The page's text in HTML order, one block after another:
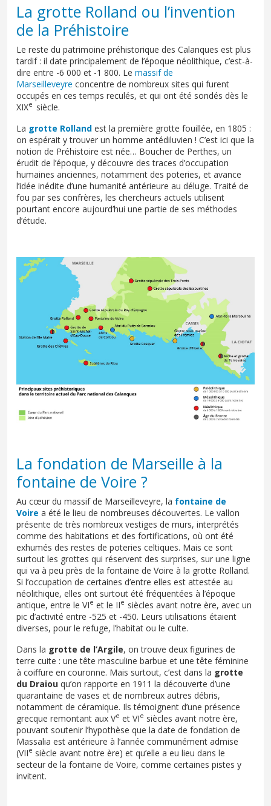
La grotte Rolland ou l’invention
de la Préhistoire
Le reste du patrimoine préhistorique des Calanques est plus
tardif : il date principalement de l’époque néolithique, c’est-à-
dire entre -6 000 et -1 800. Le massif de
Marseilleveyre concentre de nombreux sites qui furent
occupés en ces temps reculés, et qui ont été sondés dès le
XIXe siècle.
La grotte Rolland est la première grotte fouillée, en 1805 :
on espérait y trouver un homme antédiluvien ! C’est ici que la
notion de Préhistoire est née… Boucher de Perthes, un
érudit de l’époque, y découvre des traces d’occupation
humaines anciennes, notamment des poteries, et avance
l’idée inédite d’une humanité antérieure au déluge. Traité de
fou par ses confrères, les chercheurs actuels utilisent
pourtant encore aujourd’hui une partie de ses méthodes
d’étude.
La fondation de Marseille à la
fontaine de Voire ?
Au cœur du massif de Marseilleveyre, la fontaine de
Voire a été le lieu de nombreuses découvertes. Le vallon
présente de très nombreux vestiges de murs, interprétés
comme des habitations et des fortifications, où ont été
exhumés des restes de poteries celtiques. Mais ce sont
surtout les grottes qui réservent des surprises, sur une ligne
qui va à peu près de la fontaine de Voire à la grotte Rolland.
Si l’occupation de certaines d’entre elles est attestée au
néolithique, elles ont surtout été fréquentées à l’époque
antique, entre le VIe et le IIe siècles avant notre ère, avec un
pic d’activité entre -525 et -450. Leurs utilisations étaient
diverses, pour le refuge, l’habitat ou le culte.
Dans la grotte de l’Argile, on trouve deux figurines de
terre cuite : une tête masculine barbue et une tête féminine
à coiffure en couronne. Mais surtout, c’est dans la grotte
du Draiou qu’on rapporte en 1911 la découverte d’une
quarantaine de vases et de nombreux autres débris,
notamment de céramique. Ils témoignent d’une présence
grecque remontant aux Ve et VIe siècles avant notre ère,
pouvant soutenir l’hypothèse que la date de fondation de
Massalia est antérieure à l’année communément admise
(VIIe siècle avant notre ère) et qu’elle a eu lieu dans le
secteur de la fontaine de Voire, comme certaines pistes y
invitent.